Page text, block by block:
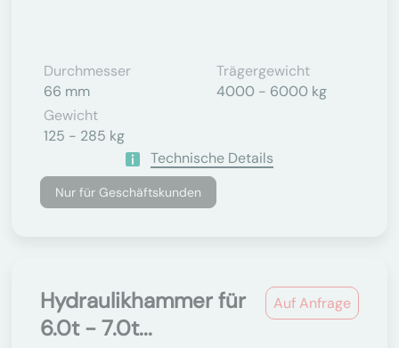
Durchmesser
66 mm
Trägergewicht
4000 - 6000 kg
Gewicht
125 - 285 kg
Technische Details
Nur für Geschäftskunden
Auf Anfrage
Hydraulikhammer für
6.0t - 7.0t...